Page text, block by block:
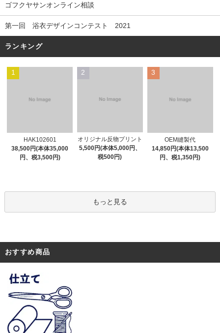
ゴフクヤサンオンライン相談
第一回 浴衣デザインコンテスト 2021
ランキング
1
HAK102601
38,500円(本体35,000
円、税3,500円)
2
オリジナル反物プリント
5,500円(本体5,000円、
税500円)
3
OEM縫製代
14,850円(本体13,500
円、税1,350円)
もっと見る
おすすめ商品